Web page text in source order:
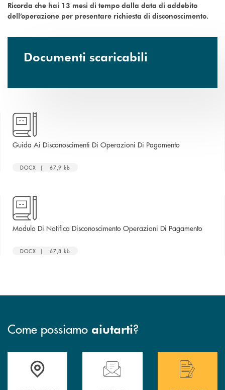
Ricorda che hai 13 mesi di tempo dalla data di addebito
dell’operazione per presentare richiesta di disconoscimento.
Documenti scaricabili
Guida Ai Disconoscimenti Di Operazioni Di Pagamentoapre una
DOCX | 67,9 kb
Modulo Di Notifica Disconoscimento Operazioni Di Pagamentoapre
DOCX | 67,8 kb
Come possiamo aiutarti?
Accedi all' elenco completo delle filiali di Bcc San Marzano.
Hai bisogno di assistenza immediata?
Hai bisogno di